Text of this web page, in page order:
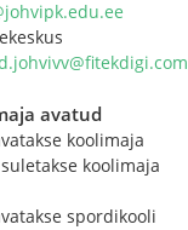
avatud
koolimaja
koolimaja
spordikooli